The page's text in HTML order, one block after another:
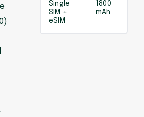
Single
SIM +
eSIM
1800
mAh